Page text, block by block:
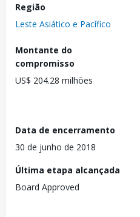
Região
Leste Asiático e Pacífico
Montante do
compromisso
US$ 204.28 milhões
Data de encerramento
30 de junho de 2018
Última etapa alcançada
Board Approved